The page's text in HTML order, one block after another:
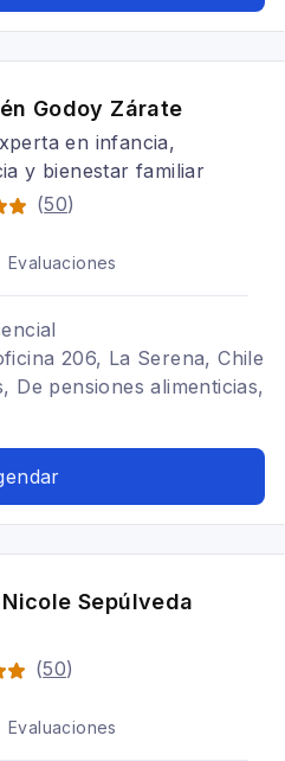
Godoy Zárate
en infancia,
y bienestar familiar
(50)
Evaluaciones
206, La Serena, Chile
De pensiones alimenticias,
Sepúlveda
(50)
Evaluaciones